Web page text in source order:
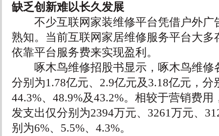
缺乏创新难以长久发展
不少互联网家装维修平台凭借户外广
熟知。当前互联网家居维修服务平台大多
依靠平台服务费来实现盈利。
啄木鸟维修招股书显示，啄木鸟维修
分别为1.78亿元、2.9亿元及3.18亿元，分
44.3%、48.9%及43.2%。相较于营销费
发支出仅分别为2394万元、3261万元、
别为6%、5.5%、4.3%。